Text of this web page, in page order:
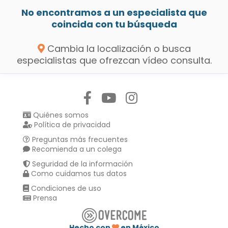
No encontramos a un especialista que
coincida con tu búsqueda
Cambia la localización o busca
especialistas que ofrezcan vídeo consulta.
Quiénes somos
Política de privacidad
Preguntas más frecuentes
Recomienda a un colega
Seguridad de la información
Como cuidamos tus datos
Condiciones de uso
Prensa